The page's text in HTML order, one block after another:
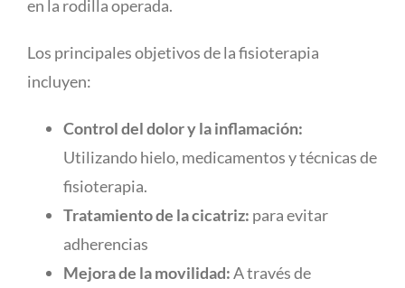
en la rodilla operada.
Los principales objetivos de la fisioterapia
incluyen:
Control del dolor y la inflamación:
Utilizando hielo, medicamentos y técnicas de
fisioterapia.
Tratamiento de la cicatriz: para evitar
adherencias
Mejora de la movilidad:A través de